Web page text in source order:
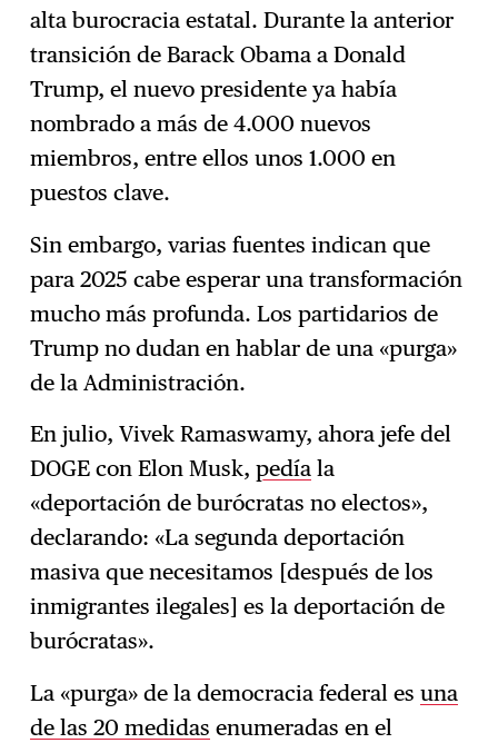
alta burocracia estatal. Durante la anterior
transición de Barack Obama a Donald
Trump, el nuevo presidente ya había
nombrado a más de 4.000 nuevos
miembros, entre ellos unos 1.000 en
puestos clave.
Sin embargo, varias fuentes indican que
para 2025 cabe esperar una transformación
mucho más profunda. Los partidarios de
Trump no dudan en hablar de una «purga»
de la Administración.
En julio, Vivek Ramaswamy, ahora jefe del
DOGE con Elon Musk,pedía la
«deportación de burócratas no electos»,
declarando: «La segunda deportación
masiva que necesitamos [después de los
inmigrantes ilegales] es la deportación de
burócratas».
La «purga» de la democracia federal esuna
de las 20 medidas enumeradas en el